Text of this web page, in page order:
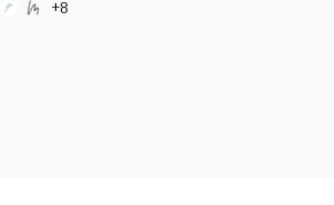
+8